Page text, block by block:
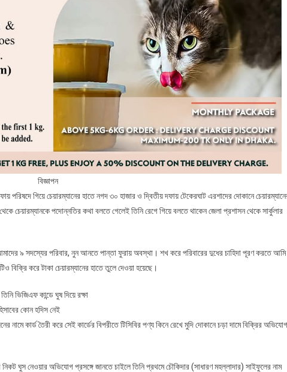
বিজ্ঞাপন
গিয়ে চেয়ারম্যানের হাতে নগদ ৩০ হাজার ও দ্বিতীয় দফায় টেকেরঘাট এরশাদের দোকানে
চেয়ারম্যানকে পদোন্নতির কথা বলতে গেলেই তিনি রেগে গিয়ে বলতে থাকেন জেলা প্রশাসন থেকে সার্কুলার
৯ সদস্যের পরিবার, নুন আনতে পান্তা ফুরায় অবস্থা। শখ করে পরিবারের দুধের চাহিদা পূরণ করতে আমি
বিক্রি করে টাকা চেয়ারম্যানের হাতে তুলে দেওয়া হয়েছে।
ভিজিএফ কান্ডে ঘুষ দিয়ে রক্ষা
কোন হদিস নেই
কার্ড তৈরী করে সেই কার্ডের বিপরীতে টিসিবির পণ্য কিনে রেখে মুদি দোকানে চড়া দামে বিক্রির অভিযোগ
ঘুস নেওয়ার অভিযোগ প্রসঙ্গে জানতে চাইলে তিনি প্রথমে চৌকিদার (সাধারণ মহল্লাদার) সাইফুলের নাম